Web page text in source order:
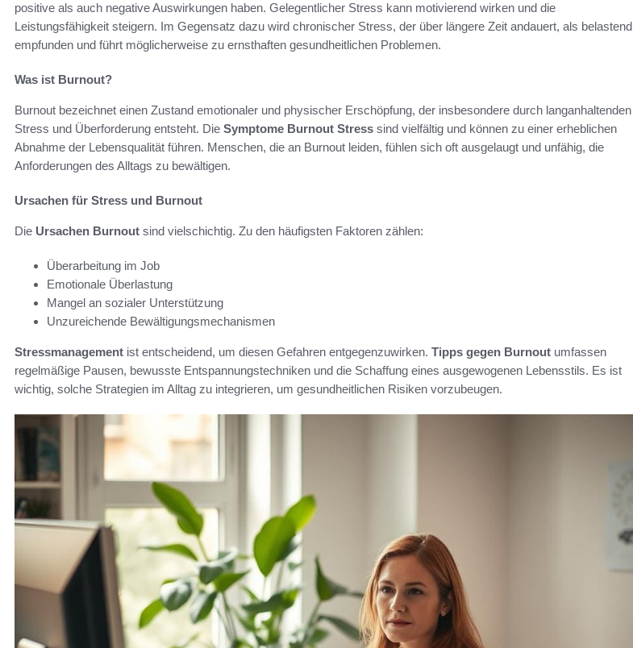
positive als auch negative Auswirkungen haben. Gelegentlicher Stress kann motivierend wirken und die
Leistungsfähigkeit steigern. Im Gegensatz dazu wird chronischer Stress, der über längere Zeit andauert, als belastend
empfunden und führt möglicherweise zu ernsthaften gesundheitlichen Problemen.
Was ist Burnout?
Burnout bezeichnet einen Zustand emotionaler und physischer Erschöpfung, der insbesondere durch langanhaltenden
Stress und Überforderung entsteht. Die Symptome Burnout Stress sind vielfältig und können zu einer erheblichen
Abnahme der Lebensqualität führen. Menschen, die an Burnout leiden, fühlen sich oft ausgelaugt und unfähig, die
Anforderungen des Alltags zu bewältigen.
Ursachen für Stress und Burnout
Die Ursachen Burnout sind vielschichtig. Zu den häufigsten Faktoren zählen:
Überarbeitung im Job
Emotionale Überlastung
Mangel an sozialer Unterstützung
Unzureichende Bewältigungsmechanismen
Stressmanagement ist entscheidend, um diesen Gefahren entgegenzuwirken. Tipps gegen Burnout umfassen
regelmäßige Pausen, bewusste Entspannungstechniken und die Schaffung eines ausgewogenen Lebensstils. Es ist
wichtig, solche Strategien im Alltag zu integrieren, um gesundheitlichen Risiken vorzubeugen.